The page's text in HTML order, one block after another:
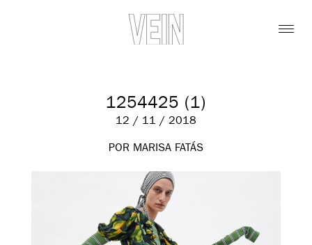
1254425 (1)
12 / 11 / 2018
POR MARISA FATÁS